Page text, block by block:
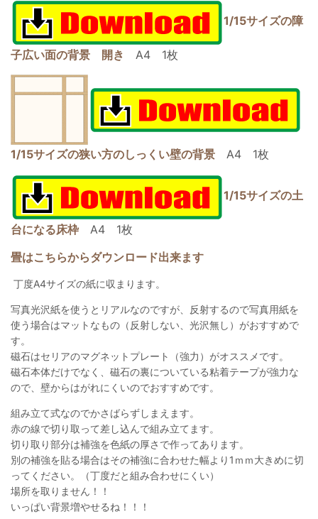
1/15サイズの障
子広い面の背景 開き A4 1枚
1/15サイズの狭い方のしっくい壁の背景 A4 1枚
1/15サイズの土
台になる床枠 A4 1枚
畳はこちらからダウンロード出来ます
丁度A4サイズの紙に収まります。
写真光沢紙を使うとリアルなのですが、反射するので写真用紙を
使う場合はマットなもの（反射しない、光沢無し）がおすすめで
す。
磁石はセリアのマグネットプレート（強力）がオススメです。
磁石本体だけでなく、磁石の裏についている粘着テープが強力な
ので、壁からはがれにくいのでおすすめです。
組み立て式なのでかさばらずしまえます。
赤の線で切り取って差し込んで組み立てます。
切り取り部分は補強を色紙の厚さで作ってあります。
別の補強を貼る場合はその補強に合わせた幅より1ｍｍ大きめに切
ってください。（丁度だと組み合わせにくい）
場所を取りません！！
いっぱい背景増やせるね！！！